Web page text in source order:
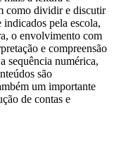
como dividir e discutir
pela escola,
o envolvimento com
e compreensão
sequência numérica,
são
um importante
de contas e